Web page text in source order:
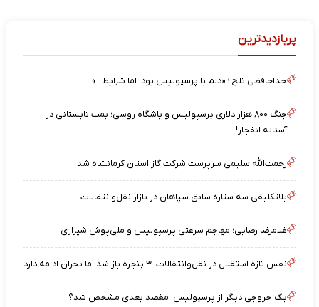
پربازدیدترین
خداحافظی تلخ ؛ «دلم با پرسپولیس بود، اما شرایط…»
جنگ ۸۰۰ هزار دلاری پرسپولیس و باشگاه روسی؛ بمب تابستانی در
آستانه انفجار!
رحمت‌الله سلیمی سرپرست شرکت گاز استان کرمانشاه شد
بلاتکلیفی سه ستاره سابق سپاهان در بازار نقل‌وانتقالات
غلامرضا رضایی؛ مهاجم سرعتی پرسپولیس و ملی‌پوش شیرازی
نفس تازه استقلال در نقل‌وانتقالات؛ ۳ پنجره باز شد اما بحران ادامه دارد
یک خروجی دیگر از پرسپولیس؛ مقصد بعدی مشخص شد؟